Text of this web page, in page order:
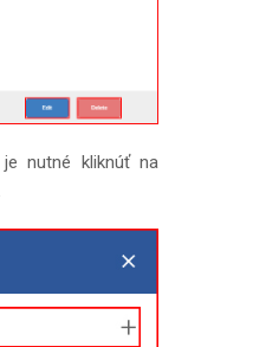
nutné kliknúť na